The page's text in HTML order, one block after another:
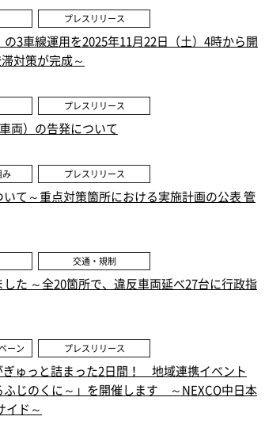
プレスリリース
3車線運用を2025年11月22日（土）4時から開
対策が完成～
プレスリリース
両）の告発について
み プレスリリース
て～重点対策箇所における実施計画の公表 管
交通・規制
た ～全20箇所で、違反車両延べ27台に行政指
ーン プレスリリース
ゅっと詰まった2日間！ 地域連携イベント
ふじのくに～」を開催します ～NEXCO中日本
イド～